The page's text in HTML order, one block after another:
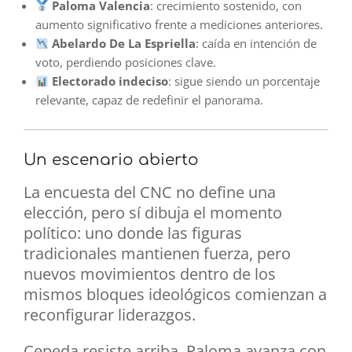
Paloma Valencia: crecimiento sostenido, con
aumento significativo frente a mediciones anteriores.
Abelardo De La Espriella: caída en intención de
voto, perdiendo posiciones clave.
Electorado indeciso: sigue siendo un porcentaje
relevante, capaz de redefinir el panorama.
Un escenario abierto
La encuesta del CNC no define una
elección, pero sí dibuja el momento
político: uno donde las figuras
tradicionales mantienen fuerza, pero
nuevos movimientos dentro de los
mismos bloques ideológicos comienzan a
reconfigurar liderazgos.